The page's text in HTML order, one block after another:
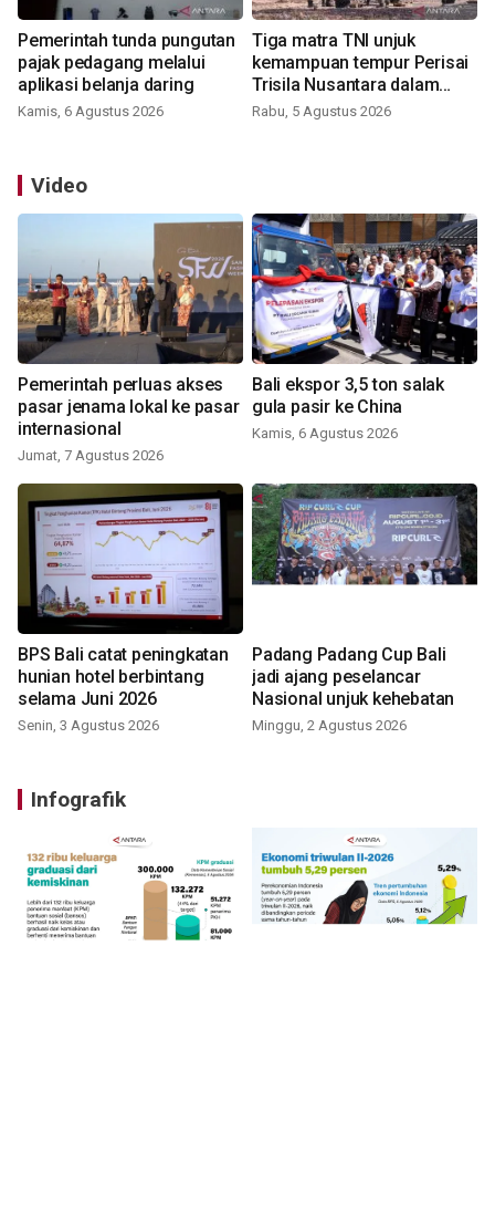
Pemerintah tunda pungutan
pajak pedagang melalui
aplikasi belanja daring
Kamis, 6 Agustus 2026
Tiga matra TNI unjuk
kemampuan tempur Perisai
Trisila Nusantara dalam
latihan di Kepri
Rabu, 5 Agustus 2026
Video
Pemerintah perluas akses
pasar jenama lokal ke pasar
internasional
Jumat, 7 Agustus 2026
Bali ekspor 3,5 ton salak
gula pasir ke China
Kamis, 6 Agustus 2026
BPS Bali catat peningkatan
hunian hotel berbintang
selama Juni 2026
Senin, 3 Agustus 2026
Padang Padang Cup Bali
jadi ajang peselancar
Nasional unjuk kehebatan
Minggu, 2 Agustus 2026
Infografik